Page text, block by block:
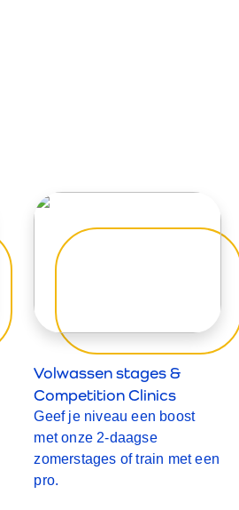
Volwassen stages &
Competition Clinics
Geef je niveau een boost
met onze 2-daagse
zomerstages of train met een
pro.